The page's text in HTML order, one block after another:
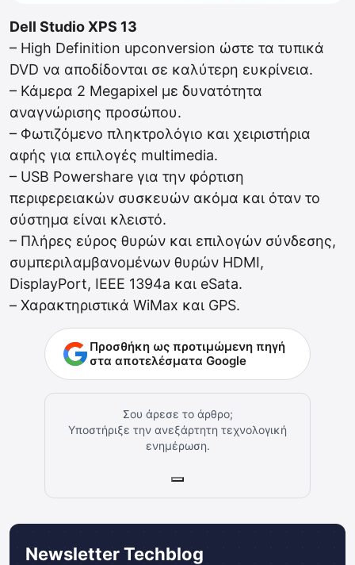
Dell Studio XPS 13
– High Definition upconversion ώστε τα τυπικά
DVD να αποδίδονται σε καλύτερη ευκρίνεια.
– Κάμερα 2 Megapixel με δυνατότητα
αναγνώρισης προσώπου.
– Φωτιζόμενο πληκτρολόγιο και χειριστήρια
αφής για επιλογές multimedia.
– USB Powershare για την φόρτιση
περιφερειακών συσκευών ακόμα και όταν το
σύστημα είναι κλειστό.
– Πλήρες εύρος θυρών και επιλογών σύνδεσης,
συμπεριλαμβανομένων θυρών HDMI,
DisplayPort, IEEE 1394a και eSata.
– Χαρακτηριστικά WiMax και GPS.
Προσθήκη ως προτιμώμενη πηγή
στα αποτελέσματα Google
Σου άρεσε το άρθρο;
Υποστήριξε την ανεξάρτητη τεχνολογική
ενημέρωση.
Newsletter Techblog